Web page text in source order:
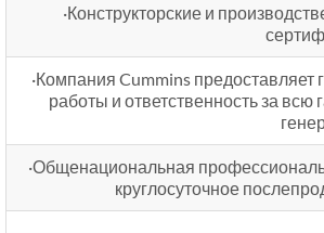
·Конструкторские и
·Компания Cummins предоставляет
работы и ответственность за всю
·Общенациональная
круглосуточное